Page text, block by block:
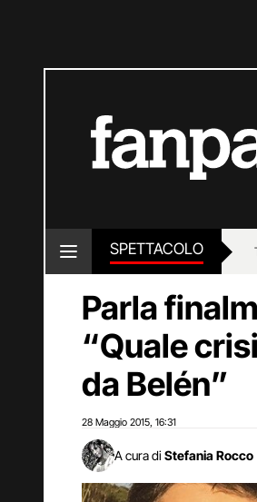
SPETTACOLO
Parla
“Quale
da Belén”
28 Maggio 2015 16:31
A cura di Stefania Rocco